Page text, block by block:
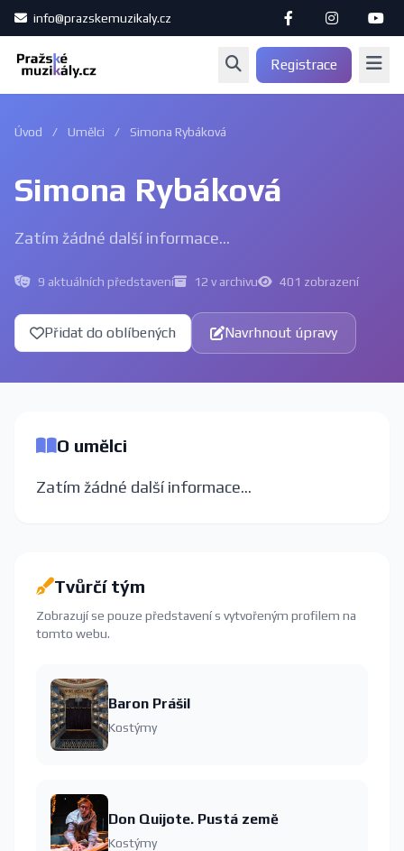
info@prazskemuzikaly.cz
Registrace
Úvod / Umělci / Simona Rybáková
Simona Rybáková
Zatím žádné další informace...
9 aktuálních představení 12 v archivu 401 zobrazení
Přidat do oblíbených Navrhnout úpravy
O umělci
Zatím žádné další informace...
Tvůrčí tým
Zobrazují se pouze představení s vytvořeným profilem na
tomto webu.
Baron Prášil
Kostýmy
Don Quijote. Pustá země
Kostýmy